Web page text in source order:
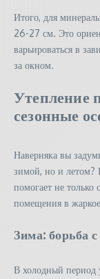
Итого, для
26-27 см. Это
варьироваться в
за окном.
Утепление
сезонные
Наверняка вы
зимой, но и летом?
помогает не только
помещения в
Зима: борьба
В холодный период